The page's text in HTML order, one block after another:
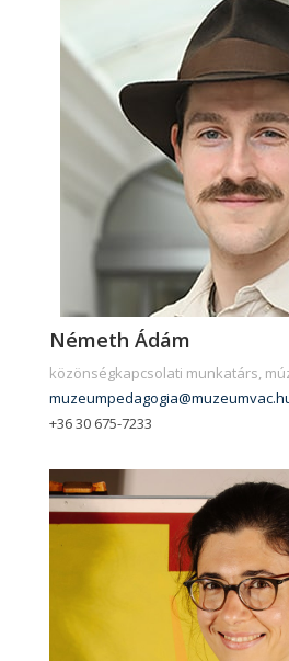
Németh Ádám
közönségkapcsolati munkatárs,
+36 30 675-7233